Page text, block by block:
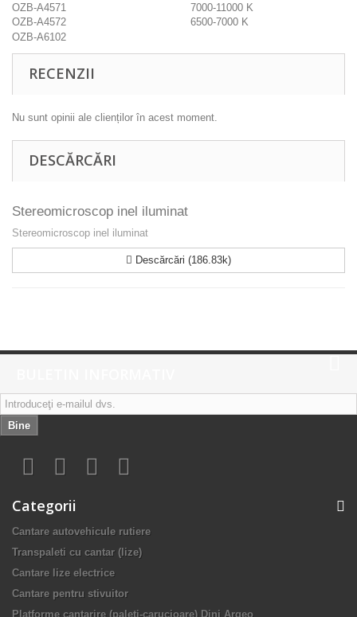
OZB-A4571 7000-11000 K
OZB-A4572
6500-7000 K
OZB-A6102
RECENZII
Nu sunt opinii ale clienților în acest moment.
DESCĂRCĂRI
Stereomicroscop inel iluminat
Stereomicroscop inel iluminat
Descărcări (186.83k)
Bine
Categorii
Cantare autovehicule rutiere
Transpaleti cu cantar (lize)
Cantare lize electrice
Cantare pentru stivuitor
Platforme cantarire (paleti-carucioare) Dini Argeo